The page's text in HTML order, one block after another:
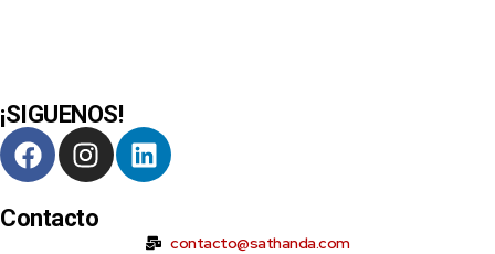
¡SIGUENOS!
Contacto
contacto@sathanda.com